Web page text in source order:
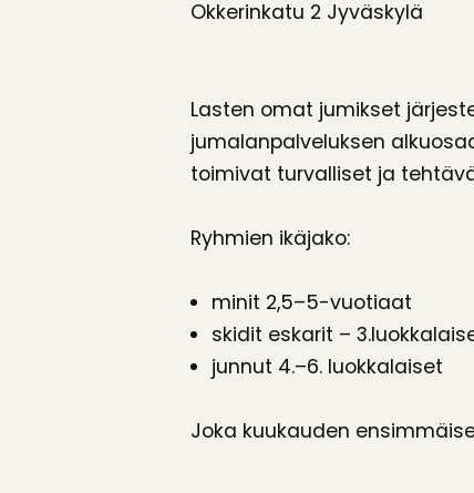
Okkerinkatu 2 Jyväskylä
Lasten omat jumikset
jumalanpalveluksen
toimivat turvalliset ja
Ryhmien ikäjako:
minit 2,5–5-vuotiaat
skidit eskarit –
junnut 4.–6. luokkalaiset
Joka kuukauden